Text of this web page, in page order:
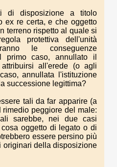
di disposizione a titolo
ex re certa, e che oggetto
terreno rispetto al quale si
protettiva dell'unità
le conseguenze
primo caso, annullato il
all'erede (o agli
annullata l'istituzione
successione legittima?
tali da far apparire (a
peggiore del male:
sarebbe, nei due casi
oggetto di legato o di
essere persino più
originari della disposizione